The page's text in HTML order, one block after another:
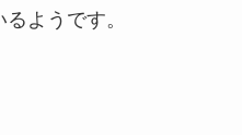
ようです。